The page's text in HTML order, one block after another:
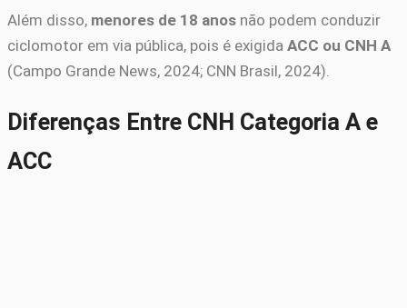
Além disso, menores de 18 anos não podem conduzir
ciclomotor em via pública, pois é exigida ACC ou CNH A
(Campo Grande News, 2024; CNN Brasil, 2024).
Diferenças Entre CNH Categoria A e
ACC